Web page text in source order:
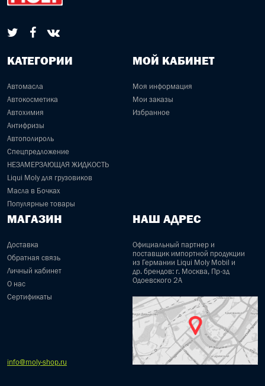
КАТЕГОРИИ
Автомасла
Автокосметика
Автохимия
Антифризы
Автополироль
Спецпредложение
НЕЗАМЕРЗАЮЩАЯ ЖИДКОСТЬ
Liqui Moly для грузовиков
Масла в Бочках
Популярные товары
МОЙ КАБИНЕТ
Моя информация
Мои заказы
Избранное
МАГАЗИН
Доставка
Обратная связь
Личный кабинет
О нас
Сертификаты
НАШ АДРЕС
Официальный партнер и
поставщик импортной продукции
из Германии Liqui Moly Mobil и
др. брендов: г. Москва, Пр-зд
Одоевского 2А
info@moly-shop.ru